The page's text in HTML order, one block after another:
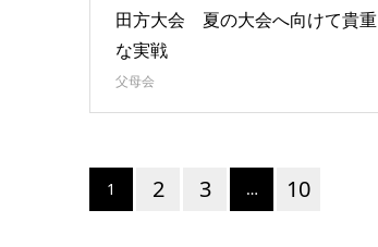
田方大会 夏の大会へ向けて貴重
な実戦
父母会
1 2 3 … 10